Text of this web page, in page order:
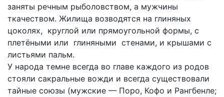
заняты речным рыболовством, а мужчины
ткачеством. Жилища возводятся на глиняных
цоколях, круглой или прямоугольной формы, с
плетёными или глиняными стенами, и крышами с
листьями пальм.
У народа темне всегда во главе каждого из родов
стояли сакральные вожди и всегда существовали
тайные союзы (мужские — Поро, Кофо и Рангбенле;